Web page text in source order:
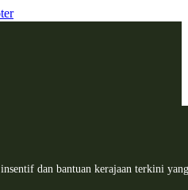
dan bantuan kerajaan terkini